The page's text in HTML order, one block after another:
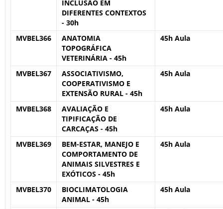
INCLUSÃO EM
DIFERENTES CONTEXTOS
- 30h
MVBEL366
ANATOMIA
TOPOGRÁFICA
VETERINÁRIA - 45h
45h Aula
MVBEL367
ASSOCIATIVISMO,
COOPERATIVISMO E
EXTENSÃO RURAL - 45h
45h Aula
MVBEL368
AVALIAÇÃO E
TIPIFICAÇÃO DE
CARCAÇAS - 45h
45h Aula
MVBEL369
BEM-ESTAR, MANEJO E
COMPORTAMENTO DE
ANIMAIS SILVESTRES E
EXÓTICOS - 45h
45h Aula
MVBEL370
BIOCLIMATOLOGIA
ANIMAL - 45h
45h Aula